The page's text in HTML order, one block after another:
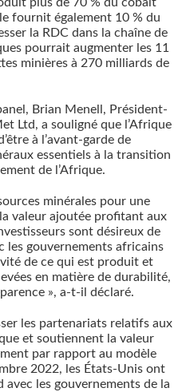
plus de 70 % du cobalt
fournit également 10 % du
la RDC dans la chaîne de
pourrait augmenter les 11
minières à 270 milliards de
Brian Menell, Président-
Ltd, a souligné que l’Afrique
à l’avant-garde de
essentiels à la transition
de l’Afrique.
minérales pour une
valeur ajoutée profitant aux
sont désireux de
les gouvernements africains
de ce qui est produit et
en matière de durabilité,
», a-t-il déclaré.
les partenariats relatifs aux
et soutiennent la valeur
par rapport au modèle
2022, les États-Unis ont
avec les gouvernements de la